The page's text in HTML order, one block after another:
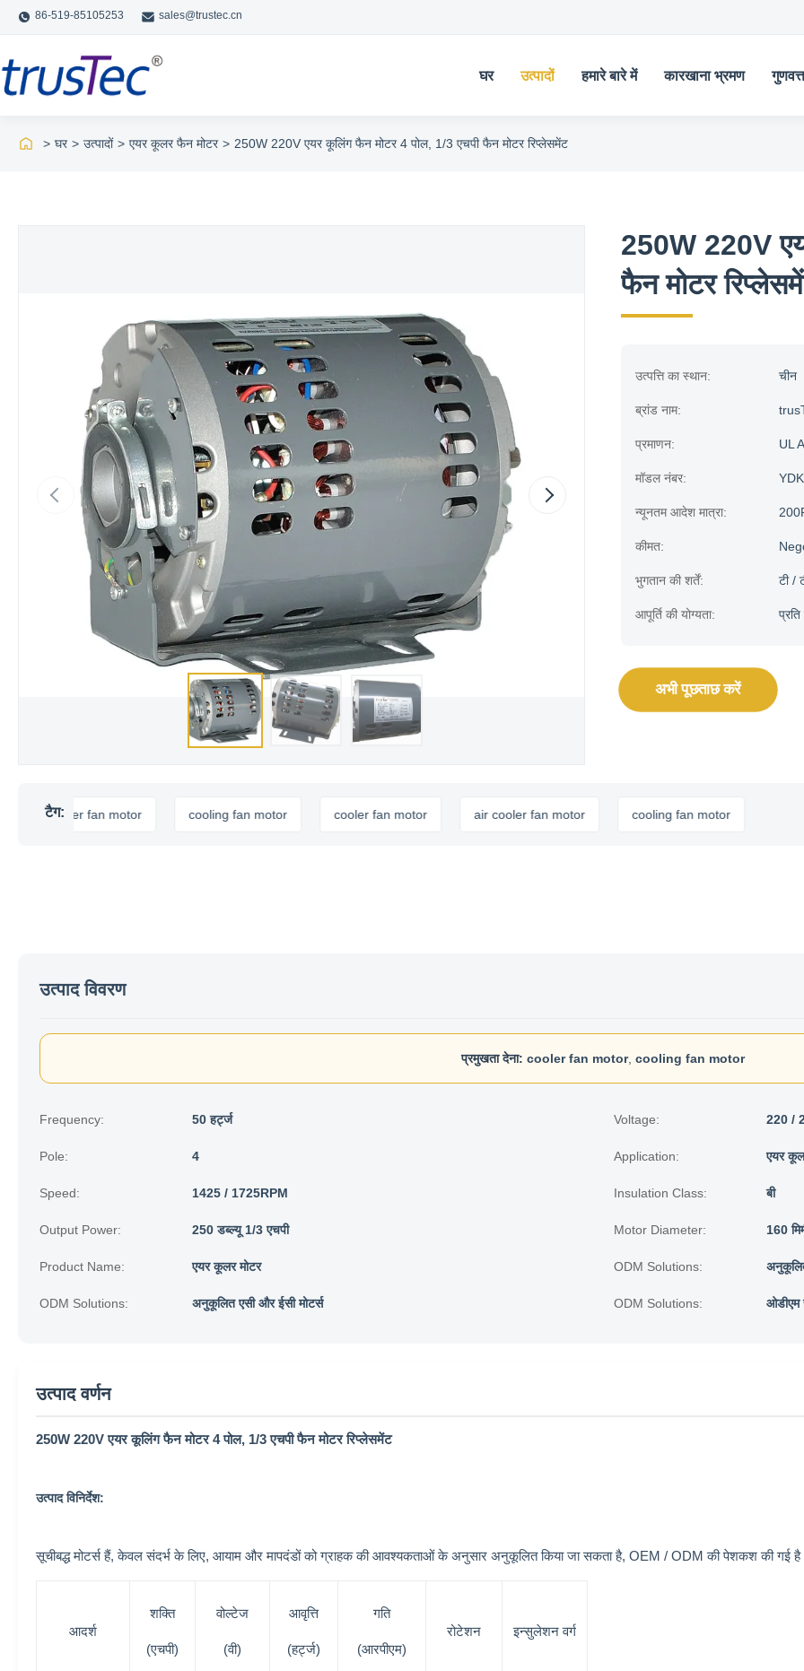
86-519-85105253 sales@trustec.cn
घर उत्पादों हमारे बारे में कारखाना भ्रमण
> घर > उत्पादों > एयर कूलर फैन मोटर > 250W 220V एयर कूलिंग फैन मोटर 4 पोल, 1/3 एचपी फैन मोटर रिप्लेसमेंट
250W 220V
फैन मोटर
उत्पत्ति का स्थान: चीन
ब्रांड नाम:
प्रमाणन: UL
मॉडल नंबर:
न्यूनतम आदेश मात्रा:
कीमत:
भुगतान की शर्तें: टी /
आपूर्ति की योग्यता:
अभी पूछताछ करें
टैग:
cooler fan motor cooling fan motor cooler fan motor air cooler fan motor cooling fan motor
उत्पाद विवरण
प्रमुखता देना: cooler fan motor, cooling fan motor
Frequency: 50 हर्ट्ज Voltage: 220 /
Pole: 4 Application: एयर
Speed: 1425 / 1725RPM Insulation Class: बी
Output Power: 250 डब्ल्यू 1/3 एचपी Motor Diameter: 160
Product Name: एयर कूलर मोटर ODM Solutions:
ODM Solutions: अनुकूलित एसी और ईसी मोटर्स ODM Solutions: ओडीएम
उत्पाद वर्णन
250W 220V एयर कूलिंग फैन मोटर 4 पोल, 1/3 एचपी फैन मोटर रिप्लेसमेंट
उत्पाद विनिर्देश:
सूचीबद्ध मोटर्स हैं, केवल संदर्भ के लिए, आयाम और मापदंडों को ग्राहक की आवश्यकताओं के अनुसार अनुकूलित किया जा सकता है, OEM / ODM की पेशकश की गई
आदर्श
शक्ति
(एचपी)
वोल्टेज
(वी)
आवृत्ति
(हर्ट्ज)
गति
(आरपीएम)
रोटेशन इन्सुलेशन वर्ग